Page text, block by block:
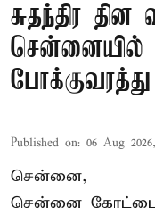
சுதந்திர
சென்னையில்
Published on: 06 Aug
சென்னை,
சென்னை